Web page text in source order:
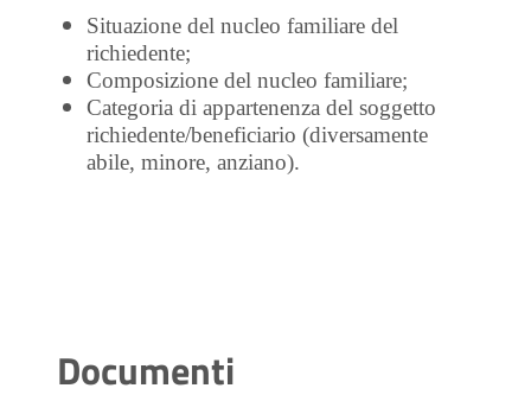
Situazione del nucleo familiare del
richiedente;
Composizione del nucleo familiare;
Categoria di appartenenza del soggetto
richiedente/beneficiario (diversamente
abile, minore, anziano).
Documenti